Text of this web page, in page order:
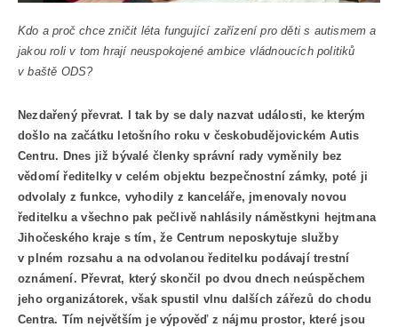
Kdo a proč chce zničit léta fungující zařízení pro děti s autismem a
jakou roli v tom hrají neuspokojené ambice vládnoucích politiků
v baště ODS?
Nezdařený převrat. I tak by se daly nazvat události, ke kterým
došlo na začátku letošního roku v českobudějovickém Autis
Centru. Dnes již bývalé členky správní rady vyměnily bez
vědomí ředitelky v celém objektu bezpečnostní zámky, poté ji
odvolaly z funkce, vyhodily z kanceláře, jmenovaly novou
ředitelku a všechno pak pečlivě nahlásily náměstkyni hejtmana
Jihočeského kraje s tím, že Centrum neposkytuje služby
v plném rozsahu a na odvolanou ředitelku podávají trestní
oznámení. Převrat, který skončil po dvou dnech neúspěchem
jeho organizátorek, však spustil vlnu dalších zářezů do chodu
Centra. Tím největším je výpověď z nájmu prostor, které jsou